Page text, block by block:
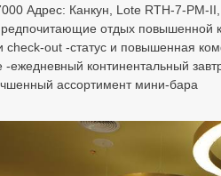
Адрес: Канкун, Lote RTH-7-PM-
отдых повышенной
out -статус и повышенная
континентальный
ассортимент мини-бара